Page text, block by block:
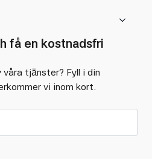
få en kostnadsfri
våra tjänster? Fyll i din
vi inom kort.